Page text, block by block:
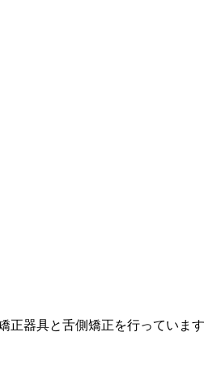
器具と舌側矯正を行っています